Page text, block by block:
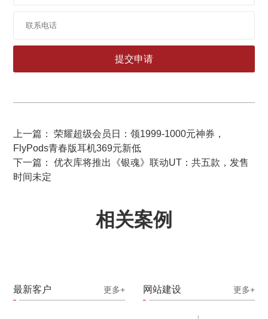
上一篇： 荣耀超级会员日：领1999-1000元神券，
FlyPods青春版耳机369元新低
下一篇： 优衣库将推出《银魂》联动UT：共五款，发售
时间未定
相关案例
最新客户 更多+ 网站建设 更多+